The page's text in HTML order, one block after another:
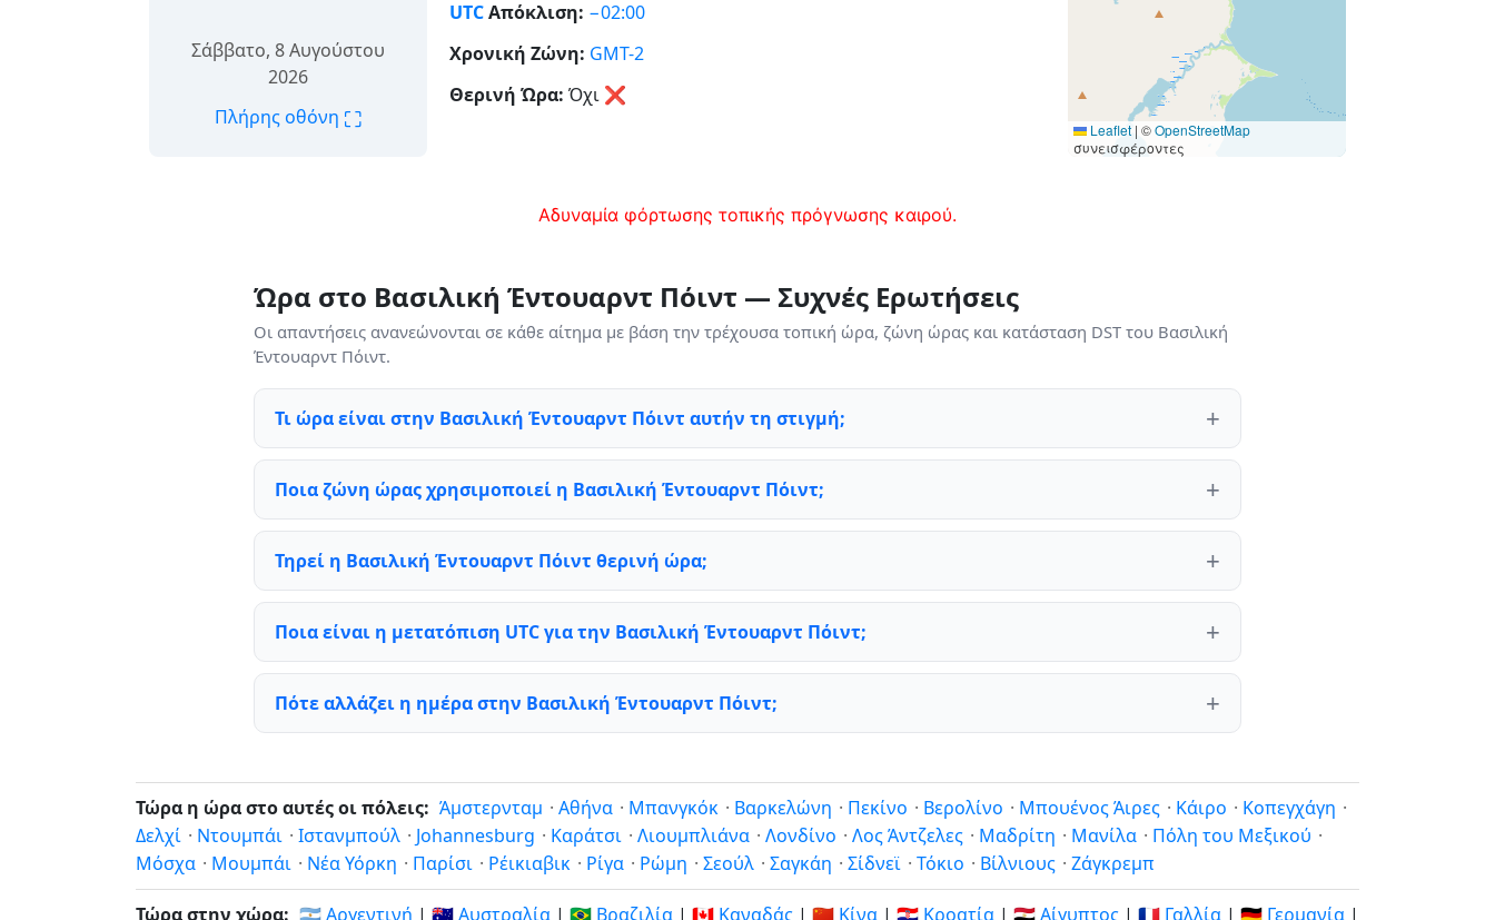
Σάββατο, 8 Αυγούστου
2026
Πλήρης οθόνη ⛶
UTCΑπόκλιση: −02:00
Χρονική Ζώνη: GMT-2
Θερινή Ώρα: Όχι ❌
Leaflet | ©OpenStreetMap
συνεισφέροντες
Αδυναμία φόρτωσης τοπικής πρόγνωσης καιρού.
Ώρα στο Βασιλική Έντουαρντ Πόιντ — Συχνές Ερωτήσεις
Οι απαντήσεις ανανεώνονται σε κάθε αίτημα με βάση την τρέχουσα τοπική ώρα, ζώνη ώρας και κατάσταση DST του Βασιλική
Έντουαρντ Πόιντ.
Τι ώρα είναι στην Βασιλική Έντουαρντ Πόιντ αυτήν τη στιγμή;
Ποια ζώνη ώρας χρησιμοποιεί η Βασιλική Έντουαρντ Πόιντ;
Τηρεί η Βασιλική Έντουαρντ Πόιντ θερινή ώρα;
Ποια είναι η μετατόπιση UTC για την Βασιλική Έντουαρντ Πόιντ;
Πότε αλλάζει η ημέρα στην Βασιλική Έντουαρντ Πόιντ;
Τώρα η ώρα στο αυτές οι πόλεις: Άμστερνταμ · Αθήνα · Μπανγκόκ · Βαρκελώνη · Πεκίνο · Βερολίνο · Μπουένος Άιρες · Κάιρο · Κοπεγχάγη ·
Δελχί · Ντουμπάι · Ιστανμπούλ · Johannesburg · Καράτσι · Λιουμπλιάνα · Λονδίνο · Λος Άντζελες · Μαδρίτη · Μανίλα · Πόλη του Μεξικού ·
Μόσχα · Μουμπάι · Νέα Υόρκη · Παρίσι · Ρέικιαβικ · Ρίγα · Ρώμη · Σεούλ · Σαγκάη · Σίδνεϊ · Τόκιο · Βίλνιους · Ζάγκρεμπ
Τώρα στην χώρα: 🇦🇷 Αργεντινή | 🇦🇺 Αυστραλία | 🇧🇷 Βραζιλία | 🇨🇦 Καναδάς | 🇨🇳 Κίνα | 🇭🇷 Κροατία | 🇪🇬 Αίγυπτος | 🇫🇷 Γαλλία | 🇩🇪 Γερμανία |